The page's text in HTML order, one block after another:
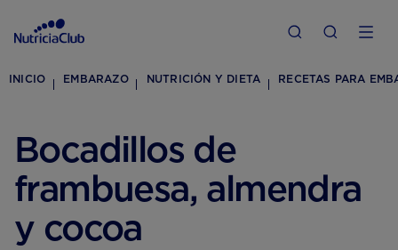
INICIO EMBARAZO NUTRICIÓN Y DIETA RECETAS PARA
Bocadillos de
frambuesa, almendra
y cocoa